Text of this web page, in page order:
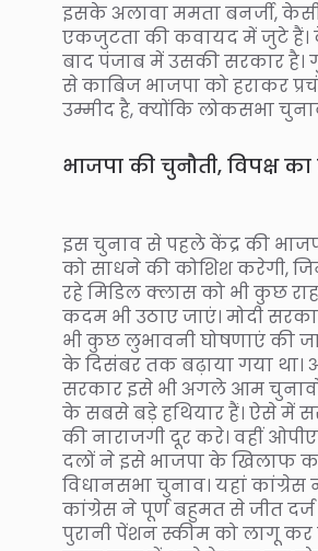
इसके अलावा ममता बनर्जी,
एकजुटता की कवायद में जुटे हैं।
बाद पंजाब में उसकी सरकार
से काबिज भाजपा को हराकर
उम्मीद है, क्योंकि लोकसभा
भाजपा की चुनौती, विपक्ष का
इस चुनाव से पहले केंद्र की
को साधने की कोशिश करेगी,
रहे मिडिल क्लास को भी कुछ
कदम भी उठाए जाएं। मोदी
भी कुछ लुभावनी घोषणाएं की
के दिसंबर तक बढ़ाया गया था।
सरकार इसे भी अगले आम
के सबसे बड़े हथियार हैं। ऐसे में
की नाराजगी दूर करे। वहीं
दलों ने इसे भाजपा के खिलाफ
विधानसभा चुनाव। यहां
कांग्रेस ने पूर्ण बहुमत से जीत
पुरानी पेंशन स्कीम को लागू कर